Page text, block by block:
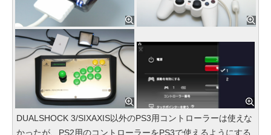
DUALSHOCK 3/SIXAXIS以外のPS3用コントローラーは使えな
かったが、PS2用のコントローラーをPS3で使えるようにする